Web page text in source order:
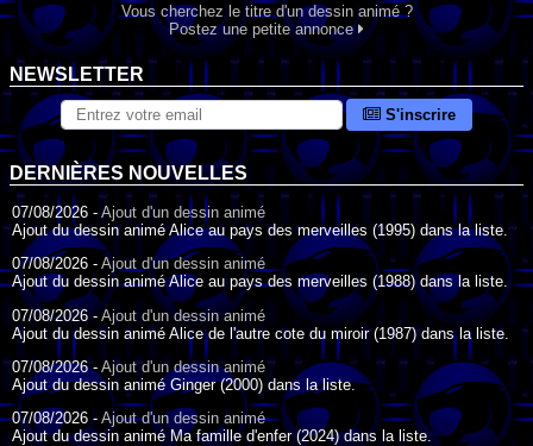
Vous cherchez le titre d'un dessin animé ?
Postez une petite annonce
NEWSLETTER
S'inscrire
DERNIÈRES NOUVELLES
07/08/2026 - Ajout d'un dessin animé
Ajout du dessin animé Alice au pays des merveilles (1995) dans la liste.
07/08/2026 - Ajout d'un dessin animé
Ajout du dessin animé Alice au pays des merveilles (1988) dans la liste.
07/08/2026 -Ajout d'un dessin animé
Ajout du dessin animé Alice de l'autre cote du miroir (1987) dans la liste.
07/08/2026 - Ajout d'un dessin animé
Ajout du dessin animé Ginger (2000) dans la liste.
07/08/2026 - Ajout d'un dessin animé
Ajout du dessin animé Ma famille d'enfer (2024) dans la liste.